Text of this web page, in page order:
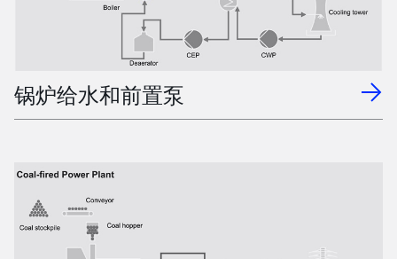
锅炉给水和前置泵